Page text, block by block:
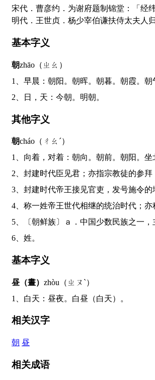
宋代．曹彦约．为谢府题制锦堂：「经
明代．王世贞．杨少宰伯谦扶侍太夫人
基本字义
朝zhāo（ㄓㄠ）
1、早晨：朝阳。朝晖。朝暮。朝霞。
2、日，天：今朝。明朝。
其他字义
朝cháo（ㄔㄠˊ）
1、向着，对着：朝向。朝前。朝阳。坐
2、封建时代臣见君；亦指宗教徒的参
3、封建时代帝王接见官吏，发号施
4、称一姓帝王世代相继的统治时代；
5、〔朝鲜族〕ａ．中国少数民族之
6、姓。
基本字义
昼（晝） zhòu（ㄓㄡˋ）
1、白天：昼夜。白昼（白天）。
相关汉字
朝 昼
相关成语